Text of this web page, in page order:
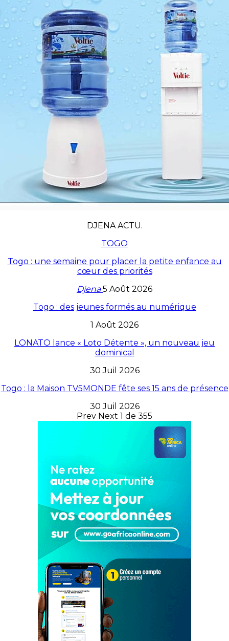
DJENA ACTU.
TOGO
Togo : une semaine pour placer la petite enfance au
cœur des priorités
Djena5 Août 2026
Togo : des jeunes formés au numérique
1 Août 2026
LONATO lance « Loto Détente », un nouveau jeu
dominical
30 Juil 2026
Togo : la Maison TV5MONDE fête ses 15 ans de présence
30 Juil 2026
Prev Next 1 de 355